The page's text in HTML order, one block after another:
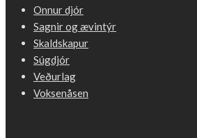
Onnur djór
Sagnir og ævintýr
Skaldskapur
Súgdjór
Veðurlag
Voksenåsen